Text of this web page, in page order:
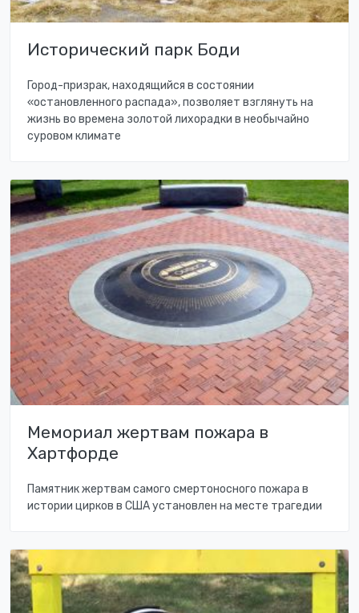
Исторический парк Боди
Город-призрак, находящийся в состоянии
«остановленного распада», позволяет взглянуть на
жизнь во времена золотой лихорадки в необычайно
суровом климате
Мемориал жертвам пожара в
Хартфорде
Памятник жертвам самого смертоносного пожара в
истории цирков в США установлен на месте трагедии